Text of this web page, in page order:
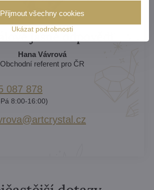
jasné odpovědi
Hana Vávrová
Obchodní referent pro ČR
087 878​
8:00-16:00)
Ukázat podrobnosti
Přijmout všechny cookies